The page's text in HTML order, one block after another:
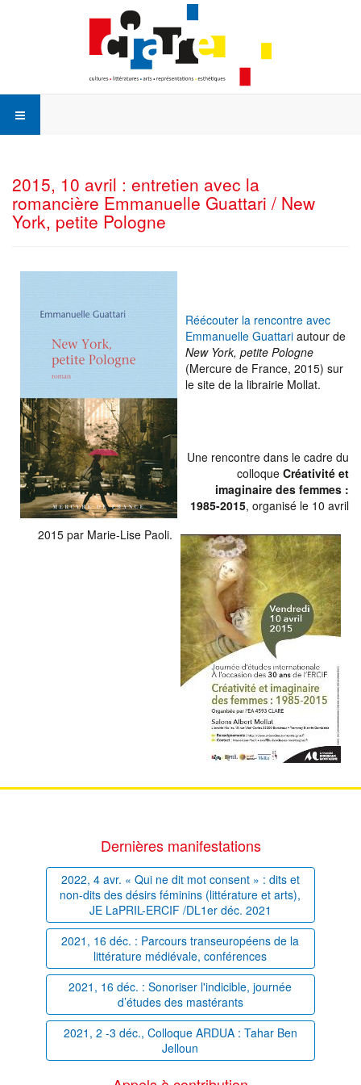
2015, 10 avril : entretien avec la
romancière Emmanuelle Guattari / New
York, petite Pologne
Réécouter la rencontre avec
Emmanuelle Guattari autour de
New York, petite Pologne
(Mercure de France, 2015) sur
le site de la librairie Mollat.
Une rencontre dans le cadre du
colloque Créativité et
imaginaire des femmes :
1985-2015, organisé le 10 avril
2015 par Marie-Lise Paoli.
Dernières manifestations
2022, 4 avr. « Qui ne dit mot consent » : dits et
non-dits des désirs féminins (littérature et arts),
JE LaPRIL-ERCIF /DL1er déc. 2021
2021, 16 déc. : Parcours transeuropéens de la
littérature médiévale, conférences
2021, 16 déc. : Sonoriser l'indicible, journée
d’études des mastérants
2021, 2 -3 déc., Colloque ARDUA : Tahar Ben
Jelloun